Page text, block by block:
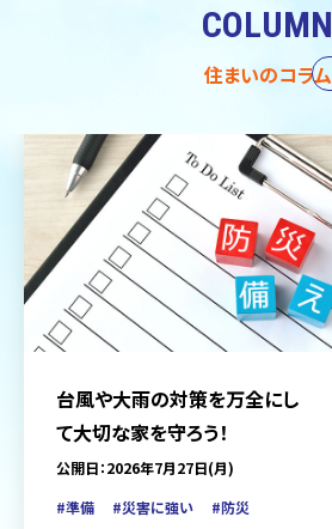
COLUMN
住まいのコラム
台風や大雨の対策を万全にし
て大切な家を守ろう！
公開日：2026年7月27日(月)
#準備
#災害に強い #防災